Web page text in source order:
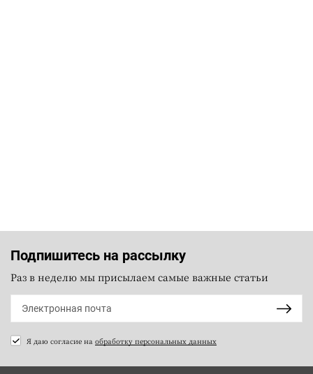
Подпишитесь на рассылку
Раз в неделю мы присылаем самые важные статьи
Я даю согласие на обработку персональных данных